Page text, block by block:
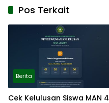
Pos Terkait
Berita
Cek Kelulusan Siswa MAN 4